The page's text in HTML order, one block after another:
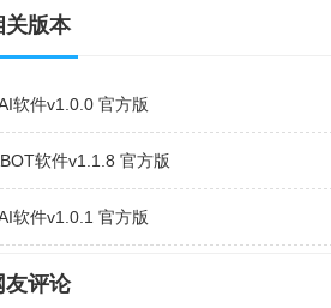
关版本
软件v1.0.0 官方版
软件v1.1.8 官方版
软件v1.0.1 官方版
闪应用生成app软件官方版v1.2.6.8000 安卓版
友评论